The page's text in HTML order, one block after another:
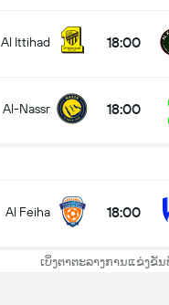
Al Ittihad 18:00
Al-Nassr 18:00
Al Feiha 18:00
ເບິ່ງຕາຕະລາງການແຂ່ງຂັ